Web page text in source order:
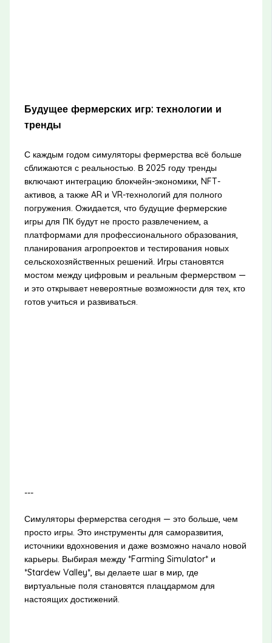
Будущее фермерских игр: технологии и
тренды
С каждым годом симуляторы фермерства всё больше
сближаются с реальностью. В 2025 году тренды
включают интеграцию блокчейн-экономики, NFT-
активов, а также AR и VR-технологий для полного
погружения. Ожидается, что будущие фермерские
игры для ПК будут не просто развлечением, а
платформами для профессионального образования,
планирования агропроектов и тестирования новых
сельскохозяйственных решений. Игры становятся
мостом между цифровым и реальным фермерством —
и это открывает невероятные возможности для тех, кто
готов учиться и развиваться.
---
Симуляторы фермерства сегодня — это больше, чем
просто игры. Это инструменты для саморазвития,
источники вдохновения и даже возможно начало новой
карьеры. Выбирая между *Farming Simulator* и
*Stardew Valley*, вы делаете шаг в мир, где
виртуальные поля становятся плацдармом для
настоящих достижений.